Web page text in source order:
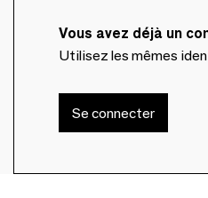
Vous avez déjà un
Utilisez les mêmes
Se connecter